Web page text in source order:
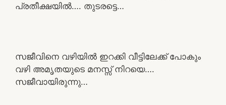
പ്രതീക്ഷയിൽ…. തുടരട്ടെ…
സജീവിനെ വഴിയിൽ ഇറക്കി വീട്ടിലേക്ക് പോകും
വഴി അമൃതയുടെ മനസ്സ് നിറയെ….
സജീവായിരുന്നു…